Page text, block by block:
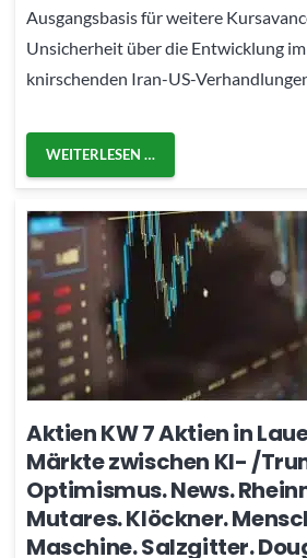
Ausgangsbasis für weitere
Unsicherheit über die Entwicklung
knirschenden Iran-US-
WEITERLESEN …
Aktien KW 7 Aktien in
Märkte zwischen KI- /
Optimismus. News.
Mutares. Klöckner.
Maschine. Salzgitter.